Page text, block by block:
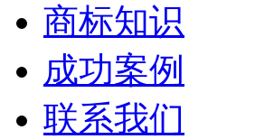
商标知识
成功案例
联系我们